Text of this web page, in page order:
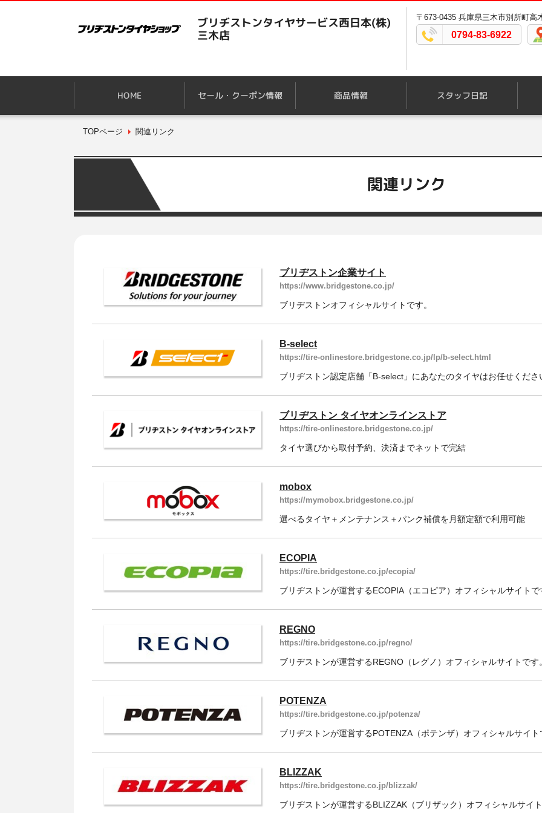
ブリヂストンタイヤサービス西日本(株)
三木店
〒673-0435 兵庫県三木市別所町高
0794-83-6922
HOME セール・クーポン情報 商品情報 スタッフ日記
TOPページ 関連リンク
関連リンク
ブリヂストン企業サイト
https://www.bridgestone.co.jp/
ブリヂストンオフィシャルサイトです。
B-select
https://tire-onlinestore.bridgestone.co.jp/lp/b-select.html
ブリヂストン認定店舗「B-select」にあなたのタイヤはお任せくださ
ブリヂストン タイヤオンラインストア
https://tire-onlinestore.bridgestone.co.jp/
タイヤ選びから取付予約、決済までネットで完結
mobox
https://mymobox.bridgestone.co.jp/
選べるタイヤ＋メンテナンス＋パンク補償を月額定額で利用可能
ECOPIA
https://tire.bridgestone.co.jp/ecopia/
ブリヂストンが運営するECOPIA（エコピア）オフィシャルサイトで
REGNO
https://tire.bridgestone.co.jp/regno/
ブリヂストンが運営するREGNO（レグノ）オフィシャルサイトです
POTENZA
https://tire.bridgestone.co.jp/potenza/
ブリヂストンが運営するPOTENZA（ポテンザ）オフィシャルサイト
BLIZZAK
https://tire.bridgestone.co.jp/blizzak/
ブリヂストンが運営するBLIZZAK（ブリザック）オフィシャルサイ